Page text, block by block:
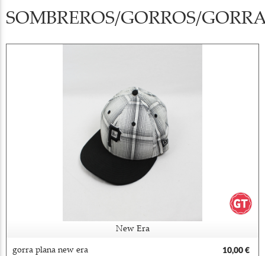
SOMBREROS/GORROS/
New Era
gorra plana new era
10,00 €